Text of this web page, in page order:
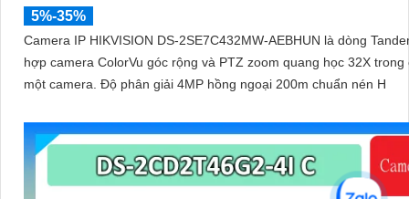
5%-35%
Camera IP HIKVISION DS-2SE7C432MW-AEBHUN là dòng
hợp camera ColorVu góc rộng và PTZ zoom quang học 32X trong
một camera. Độ phân giải 4MP hồng ngoại 200m chuẩn nén H